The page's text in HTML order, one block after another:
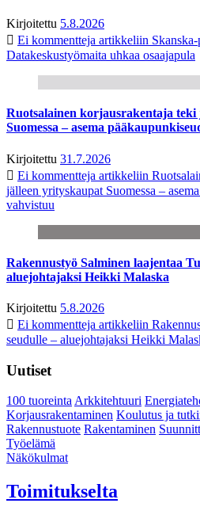
Kirjoitettu 5.8.2026
Ei kommentteja artikkeliin
Datakeskustyömaita uhkaa osaajapula
Ruotsalainen korjausrakentaja
Suomessa – asema
Kirjoitettu 31.7.2026
Ei kommentteja artikkeliin
jälleen yrityskaupat Suomessa –
vahvistuu
Rakennustyö Salminen laajentaa
aluejohtajaksi Heikki Malaska
Kirjoitettu 5.8.2026
Ei kommentteja artikkeliin
seudulle – aluejohtajaksi Heikki
Uutiset
100 tuoreintaArkkitehtuuri
Korjausrakentaminen Koulutus ja
Rakennustuote Rakentaminen
Työelämä
Näkökulmat
Toimitukselta